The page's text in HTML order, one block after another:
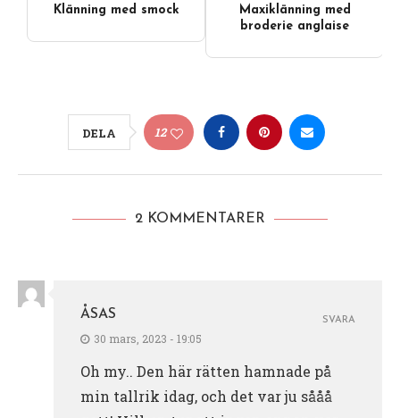
Klänning med smock
Maxiklänning med
broderie anglaise
DELA 12
2 KOMMENTARER
ÅSAS
30 mars, 2023 - 19:05
Oh my.. Den här rätten hamnade på
min tallrik idag, och det var ju sååå
SVARA